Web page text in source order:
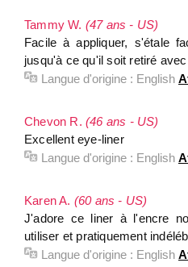
Tammy W. (47 ans - US)
Facile à appliquer, s'étale
jusqu'à ce qu'il soit retiré
Langue d'origine : English
Chevon R. (46 ans - US)
Excellent eye-liner
Langue d'origine : English
Karen A. (60 ans - US)
J'adore ce liner à l'encre
utiliser et pratiquement
Langue d'origine : English